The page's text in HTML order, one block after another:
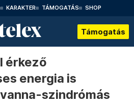
KARAKTER TÁMOGATÁS SHOP
Támogatás
érkező
energia is
szindrómás